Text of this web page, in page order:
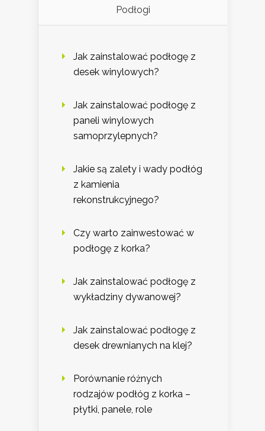
Podłogi
Jak zainstalować podłogę z
desek winylowych?
Jak zainstalować podłogę z
paneli winylowych
samoprzylepnych?
Jakie są zalety i wady podłóg
z kamienia
rekonstrukcyjnego?
Czy warto zainwestować w
podłogę z korka?
Jak zainstalować podłogę z
wykładziny dywanowej?
Jak zainstalować podłogę z
desek drewnianych na klej?
Porównanie różnych
rodzajów podłóg z korka –
płytki, panele, role